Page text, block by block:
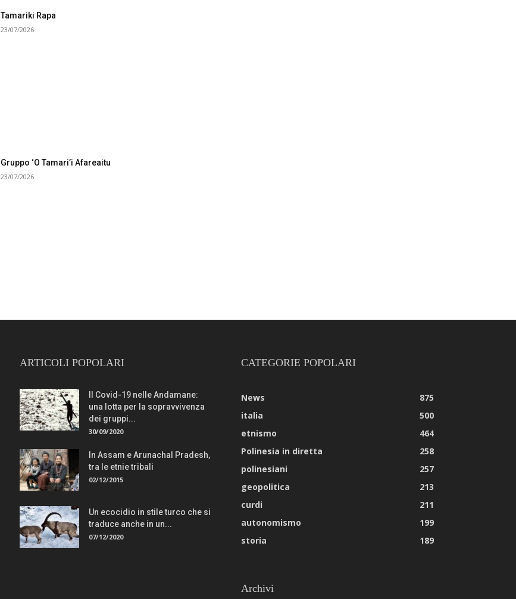
Tamariki Rapa
23/07/2026
Gruppo ‘O Tamari’i Afareaitu
23/07/2026
ARTICOLI POPOLARI
Il Covid-19 nelle Andamane:
una lotta per la sopravvivenza
dei gruppi...
30/09/2020
In Assam e Arunachal Pradesh,
tra le etnie tribali
02/12/2015
Un ecocidio in stile turco che si
traduce anche in un...
07/12/2020
CATEGORIE POPOLARI
News
875
italia
500
etnismo
464
Polinesia in diretta
258
polinesiani
257
geopolitica
213
curdi
211
autonomismo
199
storia
189
Archivi